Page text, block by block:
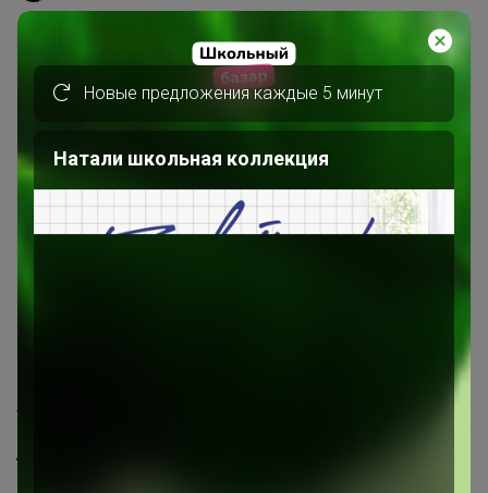
744
АКЦИЯ -20%. Оптовый центр Колготок OMSA,
Новые предложения каждые 5 минут
Натали школьная коллекция